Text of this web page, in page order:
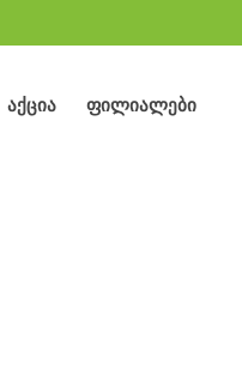
აქცია ფილიალები